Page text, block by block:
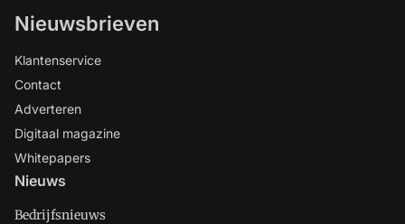
Nieuwsbrieven
Klantenservice
Contact
Adverteren
Digitaal magazine
Whitepapers
Nieuws
Bedrijfsnieuws